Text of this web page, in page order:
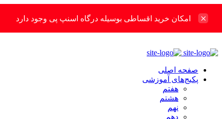
امکان خرید اقساطی بوسیله درگاه اسنپ پی وجود دارد
صفحه اصلی
پکیج‌های آموزشی
هفتم
هشتم
نهم
دهم